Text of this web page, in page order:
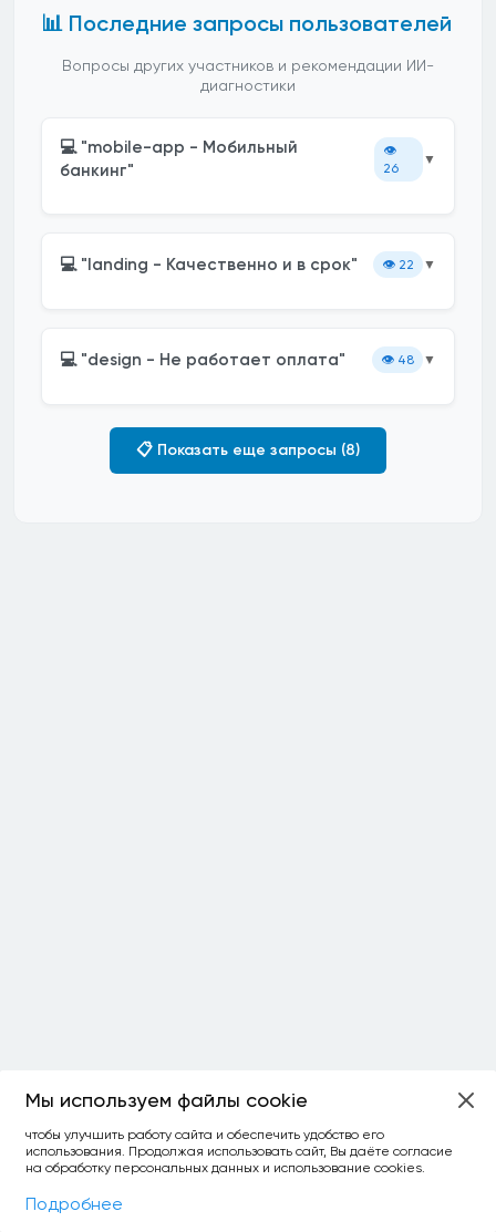
Фильтры
📊 Последние запросы пользователей
Вопросы других участников и рекомендации ИИ-
диагностики
💻 "mobile-app - Мобильный
банкинг"
👁️
26
▼
💻 "landing - Качественно и в срок" 👁️ 22 ▼
💻 "design - Не работает оплата" 👁️ 48 ▼
📋 Показать еще запросы (8)
Мы используем файлы cookie
чтобы улучшить работу сайта и обеспечить удобство его
использования. Продолжая использовать сайт, Вы даёте согласие
на обработку персональных данных и использование cookies.
Подробнее
ОСТАЛОСЬ:
уточнить фильтр сравнить топ-3
спросить ИИ